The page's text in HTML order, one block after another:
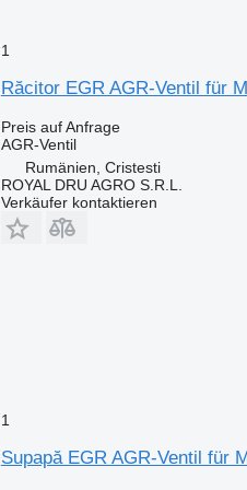
1
Răcitor EGR AGR-Ventil für
Preis auf Anfrage
AGR-Ventil
Rumänien, Cristesti
ROYAL DRU AGRO S.R.L.
Verkäufer kontaktieren
1
Supapă EGR AGR-Ventil für